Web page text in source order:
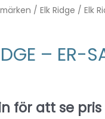
/ Elk Ridge / Elk
– ER-
för att se pris